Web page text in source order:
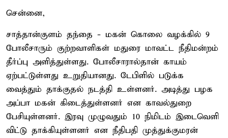
சென்னை,
சாத்தான்குளம் தந்தை - மகன் கொலை வழக்கில் 9
போலீசாரும் குற்றவாளிகள் மதுரை மாவட்ட நீதிமன்றம்
தீர்ப்பு அளித்துள்ளது. போலீசாரால்தான் காயம்
ஏற்பட்டுள்ளது உறுதியானது. டேபிளில் படுக்க
வைத்தும் தாக்குதல் நடத்தி உள்ளனர். அடித்து பழக
அப்பா மகன் கிடைத்துள்ளனர் என காவல்துறை
பேசியுள்ளனர். இரவு முழுவதும் 10 நிமிடம் இடைவெளி
விட்டு தாக்கியுள்ளனர் என நீதிபதி முத்துக்குமரன்